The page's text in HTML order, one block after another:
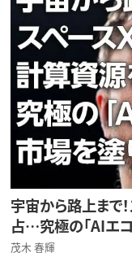
宇宙から路上まで
占…究極の「AIエ
茂木 春輝